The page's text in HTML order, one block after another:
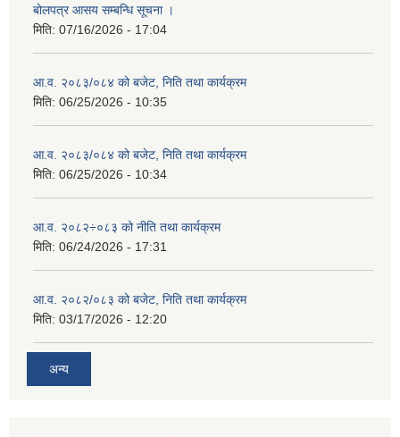
बोलपत्र आसय सम्बन्धि सूचना ।
मिति: 07/16/2026 - 17:04
आ.व. २०८३/०८४ को बजेट, निति तथा कार्यक्रम
मिति: 06/25/2026 - 10:35
आ.व. २०८३/०८४ को बजेट, निति तथा कार्यक्रम
मिति: 06/25/2026 - 10:34
आ.व. २०८२÷०८३ को नीति तथा कार्यक्रम
मिति: 06/24/2026 - 17:31
आ.व. २०८२/०८३ को बजेट, निति तथा कार्यक्रम
मिति: 03/17/2026 - 12:20
अन्य